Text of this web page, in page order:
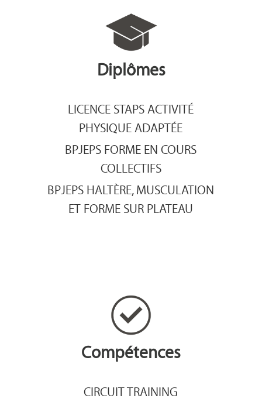
Diplômes
LICENCE STAPS ACTIVITÉ
PHYSIQUE ADAPTÉE
BPJEPS FORME EN COURS
COLLECTIFS
BPJEPS HALTÈRE, MUSCULATION
ET FORME SUR PLATEAU
Compétences
CIRCUIT TRAINING